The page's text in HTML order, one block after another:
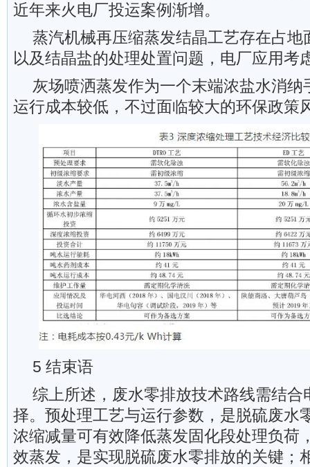
近年来火电厂投运案例渐增。
蒸汽机械再压缩蒸发结晶工艺存在占地
以及结晶盐的处理处置问题，电厂应用考
灰场喷洒蒸发作为一个末端浓盐水消纳
运行成本较低，不过面临较大的环保政策
5 结束语
综上所述，废水零排放技术路线需结合
择。预处理工艺与运行参数，是脱硫废水
浓缩减量可有效降低蒸发固化段处理负荷
效蒸发，是实现脱硫废水零排放的关键；